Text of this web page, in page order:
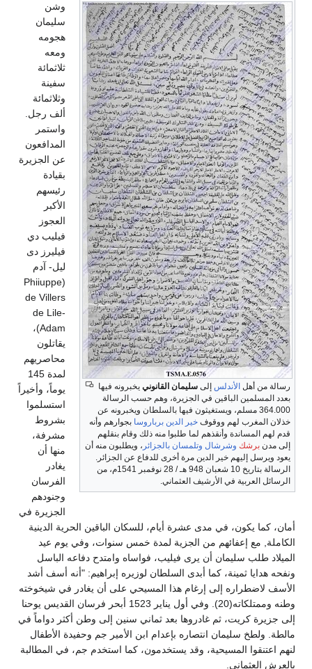
رسالة من أهل الأندلس إلى سليمان القانوني يخبرونه فيها
بعدد المسلمين الباقين في الجزيرة، وهم حسب الرسالة
364.000 مسلم، ويستغيثون فيها بالسلطان ويخبرونه عن
خذلان المغرب لهم ووقوف خير الدين برباروسا بجوارهم وأنه
قدم لهم المساندة وأنقذهم لما طلبوا منه ذلك وقام بنقلهم
إلى مدن برشك وشرشال وتلمسان بالجزائر ، ويطلبون منه أن
يعود ويرسل إليهم خير الدين مرة أخرى للدفاع عن الجزائر.
الرسالة بتاريخ 10 شعبان 948 هـ / 28 نوفمبر 1541م، من
الرسائل العربية في الأرشيف العثماني.
وشن
سليمان
هجومه
ومعه
ثلاثمائة
سفينة
وثلاثمائة
ألف رجل.
واستمر
المدافعون
عن الجزيرة
بقيادة
رئيسهم
الأكبر
العجوز
فيليب دي
فيليرز دى
ليل- آدم
(Phiiuppe
de Villers
de Lile-
Adam)،
يقاتلون
محاصريهم
لمدة 145
يوماً، وأخيراً
استسلموا
بشروط
مشرفة،
منها أن
يغادر
الفرسان
وجنودهم
الجزيرة في
أمان، كما يكون، في مدى عشرة أيام، للسكان الباقين الحرية الدينية
الكاملة, مع إعفائهم من الجزية لمدة خمس سنوات، وفي يوم عيد
الميلاد طلب سليمان أن يرى فيليب، فواساه وامتدح دفاعه الباسل
ونفحه هدايا ثمينة، كما أبدى السلطان لوزيره إبراهيم: "أنه أسف أشد
الأسف لاضطراره إلى إرغام هذا المسيحي على أن يغادر في شيخوخته
وطنه وممتلكاته(20). وفي أول يناير 1523 أبحر فرسان القديس يوحنا
إلى جزيرة كريت، ثم غادروها بعد ثماني سنين إلى وطن أكثر دواماً في
مالطة. ولطخ سليمان انتصاره بإعدام ابن الأمير جم وحفيدة الأطفال
لنهم اعتنقوا المسيحية، وقد يستخدمون، كما استخدم جم، في المطالبة
بالعرش العثماني.